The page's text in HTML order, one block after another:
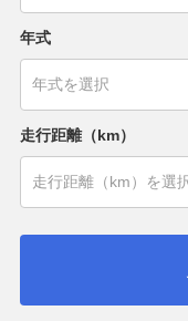
年式
走行距離（km）